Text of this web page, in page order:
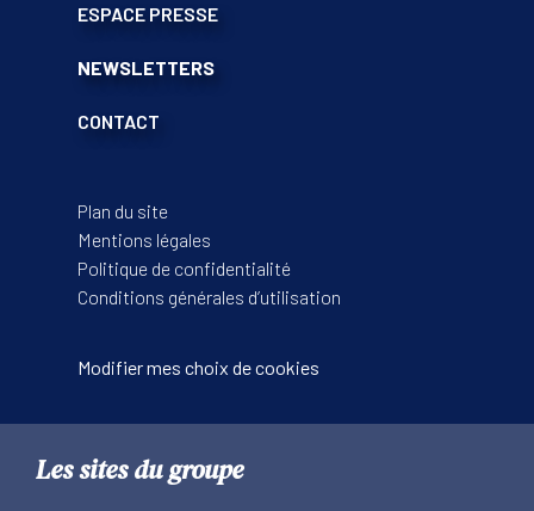
ESPACE PRESSE
NEWSLETTERS
CONTACT
Plan du site
Mentions légales
Politique de confidentialité
Conditions générales d’utilisation
Modifier mes choix de cookies
Les sites du groupe